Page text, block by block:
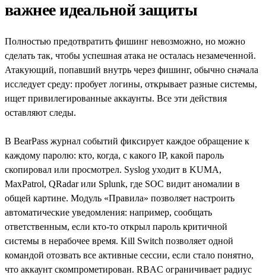
важнее идеальной защиты
Полностью предотвратить фишинг невозможно, но можно
сделать так, чтобы успешная атака не осталась незамеченной.
Атакующий, попавший внутрь через фишинг, обычно сначала
исследует среду: пробует логины, открывает разные системы,
ищет привилегированные аккаунты. Все эти действия
оставляют следы.
В BearPass журнал событий фиксирует каждое обращение к
каждому паролю: кто, когда, с какого IP, какой пароль
скопировал или просмотрел. Syslog уходит в KUMA,
MaxPatrol, QRadar или Splunk, где SOC видит аномалии в
общей картине. Модуль «Правила» позволяет настроить
автоматические уведомления: например, сообщать
ответственным, если кто-то открыл пароль критичной
системы в нерабочее время. Kill Switch позволяет одной
командой отозвать все активные сессии, если стало понятно,
что аккаунт скомпрометирован. RBAC ограничивает радиус